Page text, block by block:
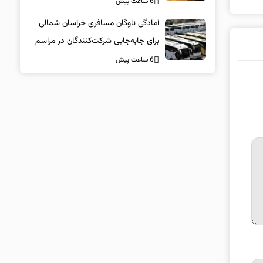
آمادگی ناوگان مسافری خراسان شمالی
برای جابه‌جایی شرکت‌کنندگان در مراسم
تشییع پیکر مطهر امام شهید
6 ساعت پیش